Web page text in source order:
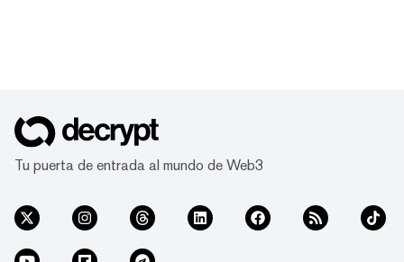
Tu puerta de entrada al mundo de Web3